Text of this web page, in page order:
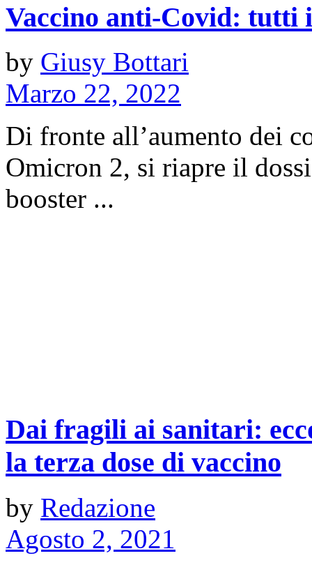
Vaccino anti-Covid: tutti
by Giusy Bottari
Marzo 22, 2022
Di fronte all’aumento dei
Omicron 2, si riapre il
booster ...
Dai fragili ai sanitari:
la terza dose di vaccino
by Redazione
Agosto 2, 2021